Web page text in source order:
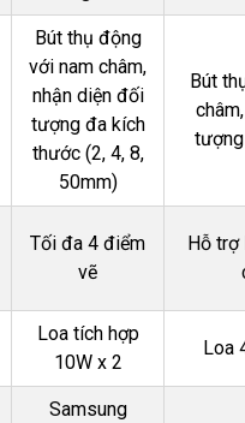
Bút thụ động
với nam châm,
nhận diện đối
tượng đa kích
thước (2, 4, 8,
50mm)
Bút
Tối đa 4 điểm
vẽ
Hỗ
Loa tích hợp
10W x 2
Loa
Samsung